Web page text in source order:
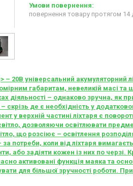
повернення товару протягом 14
– 20В універсальний акумуляторний
габаритам, невеликій масі
діяльності – однаково зручна, як
скрізь де є необхідність у
у верхній частині ліхтаря є
дозволяючи освітлювати
що розсіює – освітлення
потреби, коли від ліхтаря
або задіяти кожен із них по черзі.
активовані функція маяка та
для більшої зручності роботи.